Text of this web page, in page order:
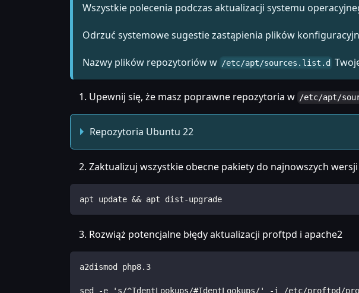
Wszystkie polecenia podczas aktualizacji systemu
Odrzuć systemowe sugestie zastąpienia plików
Nazwy plików repozytoriów w /etc/apt/sources.list.d
Upewnij się, że masz poprawne repozytoria w /etc/apt/
Repozytoria Ubuntu 22
Zaktualizuj wszystkie obecne pakiety do najnowszych wersji
apt update && apt dist-upgrade
Rozwiąż potencjalne błędy aktualizacji proftpd i apache2
a2dismod php8.3
sed -e 's/^IdentLookups/#IdentLookups/' -i /etc/proftpd/